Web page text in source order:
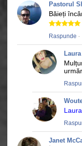
Pastorul
Băieți
Raspunde ·
Janet